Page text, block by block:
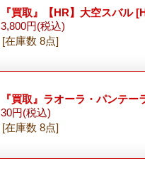
『買取』【HR】大空スバル
3,800円(税込)
[在庫数 8点]
『買取』ラオーラ・パンテー
30円(税込)
[在庫数 8点]